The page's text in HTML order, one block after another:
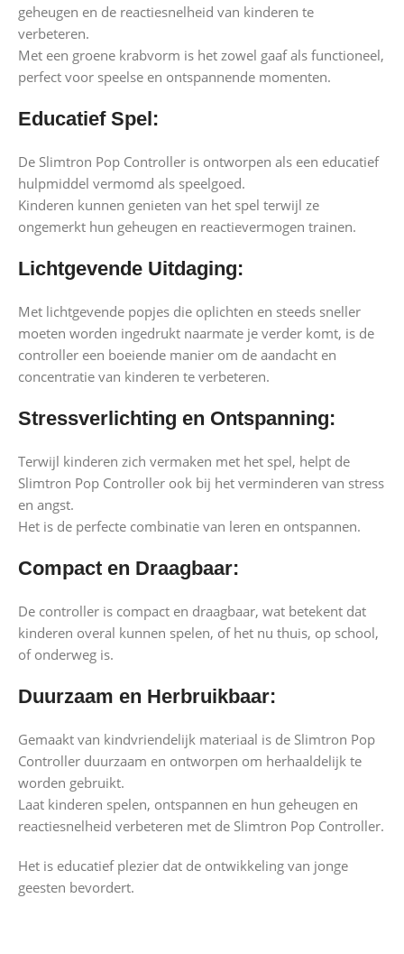
geheugen en de reactiesnelheid van kinderen te
verbeteren.
Met een groene krabvorm is het zowel gaaf als functioneel,
perfect voor speelse en ontspannende momenten.
Educatief Spel:
De Slimtron Pop Controller is ontworpen als een educatief
hulpmiddel vermomd als speelgoed.
Kinderen kunnen genieten van het spel terwijl ze
ongemerkt hun geheugen en reactievermogen trainen.
Lichtgevende Uitdaging:
Met lichtgevende popjes die oplichten en steeds sneller
moeten worden ingedrukt naarmate je verder komt, is de
controller een boeiende manier om de aandacht en
concentratie van kinderen te verbeteren.
Stressverlichting en Ontspanning:
Terwijl kinderen zich vermaken met het spel, helpt de
Slimtron Pop Controller ook bij het verminderen van stress
en angst.
Het is de perfecte combinatie van leren en ontspannen.
Compact en Draagbaar:
De controller is compact en draagbaar, wat betekent dat
kinderen overal kunnen spelen, of het nu thuis, op school,
of onderweg is.
Duurzaam en Herbruikbaar:
Gemaakt van kindvriendelijk materiaal is de Slimtron Pop
Controller duurzaam en ontworpen om herhaaldelijk te
worden gebruikt.
Laat kinderen spelen, ontspannen en hun geheugen en
reactiesnelheid verbeteren met de Slimtron Pop Controller.
Het is educatief plezier dat de ontwikkeling van jonge
geesten bevordert.